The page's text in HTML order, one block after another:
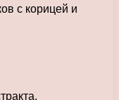
с корицей и